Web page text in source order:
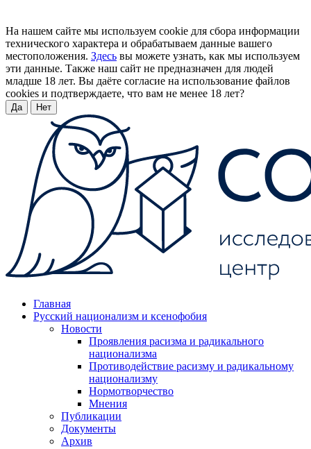
На нашем сайте мы используем cookie для сбора информации
технического характера и обрабатываем данные вашего
местоположения. Здесь вы можете узнать, как мы используем
эти данные. Также наш сайт не предназначен для людей
младше 18 лет. Вы даёте согласие на использование файлов
cookies и подтверждаете, что вам не менее 18 лет?
Да Нет
Главная
Русский национализм и ксенофобия
Новости
Проявления расизма и радикального
национализма
Противодействие расизму и радикальному
национализму
Нормотворчество
Мнения
Публикации
Документы
Архив